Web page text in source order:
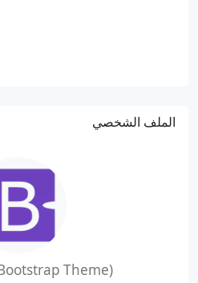
الملف الشخصي
Theme)